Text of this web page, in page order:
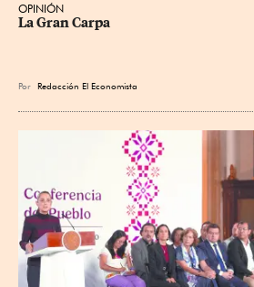
OPINIÓN
La Gran Carpa
Por Redacción El Economista